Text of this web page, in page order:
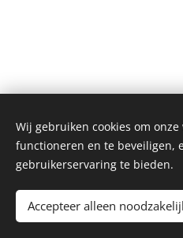
© 2026
Website by
Wij gebruiken cookies om
functioneren en te beveiligen,
gebruikerservaring te bieden.
Accepteer alleen